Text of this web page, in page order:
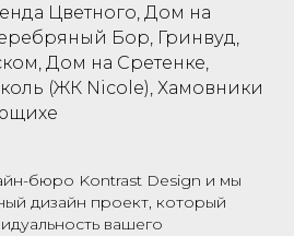
Цветного, Дом на
Бор, Гринвуд,
Дом на Сретенке,
(ЖК Nicole), Хамовники
бюро Kontrast Design и мы
дизайн проект, который
вашего